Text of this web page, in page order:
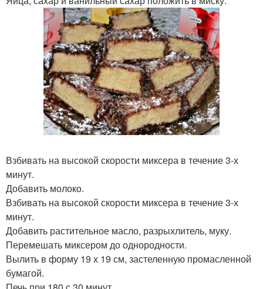
Взбивать на высокой скорости миксера в течение 3-х
минут.
Добавить молоко.
Взбивать на высокой скорости миксера в течение 3-х
минут.
Добавить растительное масло, разрыхлитель, муку.
Перемешать миксером до однородности.
Вылить в форму 19 х 19 см, застеленную промасленной
бумагой.